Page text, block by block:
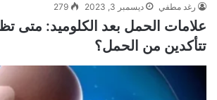
رغد مطفي ديسمبر 3, 2023 279
علامات الحمل بعد الكلوميد: متى
تتأكدين من الحمل؟